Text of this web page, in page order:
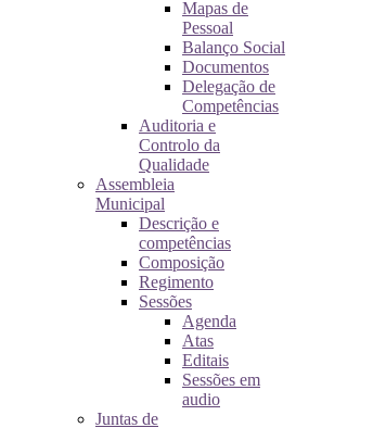
Mapas de
Pessoal
Balanço Social
Documentos
Delegação de
Competências
Auditoria e
Controlo da
Qualidade
Assembleia
Municipal
Descrição e
competências
Composição
Regimento
Sessões
Agenda
Atas
Editais
Sessões em
audio
Juntas de